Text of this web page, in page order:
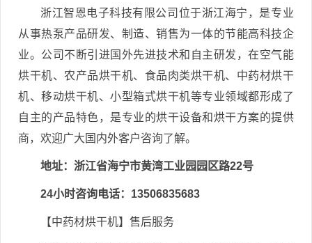
浙江智恩电子科技有限公司位于浙江海宁，是专业
从事热泵产品研发、制造、销售为一体的节能高科技企
业。公司不断引进国外先进技术和自主研发，在空气能
烘干机、农产品烘干机、食品肉类烘干机、中药材烘干
机、移动烘干机、小型箱式烘干机等专业领域都形成了
自主的产品特色，是专业的烘干设备和烘干方案的提供
商，欢迎广大国内外客户咨询了解。
地址：浙江省海宁市黄湾工业园园区路22号
24小时咨询电话：13506835683
【中药材烘干机】售后服务